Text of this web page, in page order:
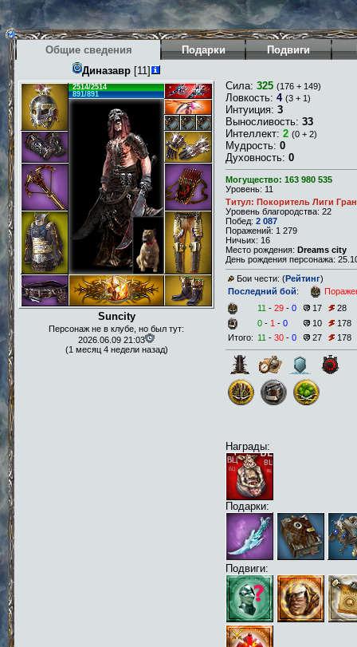
Общие сведения Подарки Подвиги
Диназавр [11]
2514/2514
891/891
Suncity
Персонаж не в клубе, но был тут:
2026.06.09 21:03
(1 месяц 4 недели назад)
Сила: 325 (176 + 149)
Ловкость: 4 (3 + 1)
Интуиция: 3
Выносливость: 33
Интеллект: 2 (0 + 2)
Мудрость: 0
Духовность: 0
Могущество: 163 980 535
Уровень: 11
Титул: Покоритель Лиги
Уровень благородства: 22
Побед: 2 087
Поражений: 1 279
Ничьих: 16
Место рождения: Dreams city
День рождения персонажа:
Бои чести: (Рейтинг)
Последний бой:
11 - 29 - 0 17
28
0 - 1 - 0 10
178
Итого: 11 - 30 - 0 27 178
Награды:
Подарки:
Подвиги: